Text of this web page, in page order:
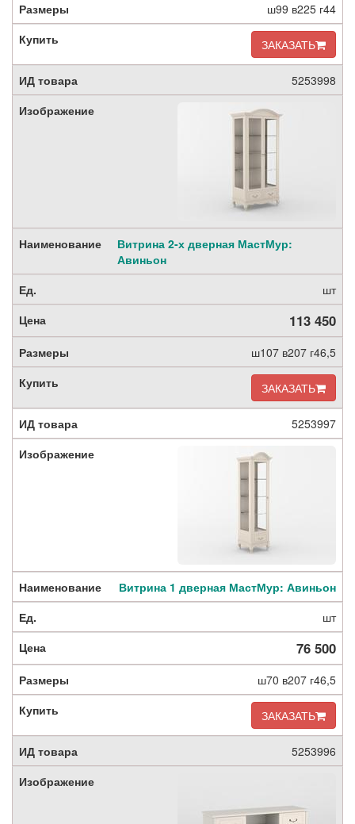
ш99 в225 г44
ЗАКАЗАТЬ
5253998
Витрина 2-х дверная МастМур:
Авиньон
шт
113 450
ш107 в207 г46,5
ЗАКАЗАТЬ
5253997
Витрина 1 дверная МастМур: Авиньон
шт
76 500
ш70 в207 г46,5
ЗАКАЗАТЬ
5253996